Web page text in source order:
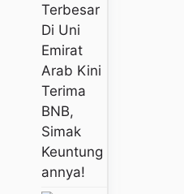
Terbesar
Di Uni
Emirat
Arab Kini
Terima
BNB,
Simak
Keuntung
Annya!